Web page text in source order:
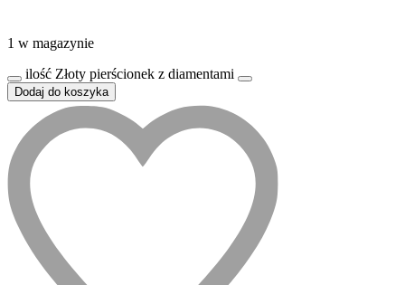
1 w magazynie
ilość Złoty pierścionek z diamentami
Dodaj do koszyka